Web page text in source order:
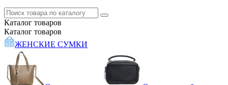
Каталог товаров
Каталог товаров
ЖЕНСКИЕ СУМКИ